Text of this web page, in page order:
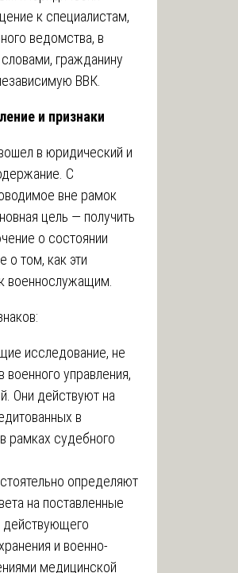
к специалистам,
ведомства, в
гражданину
ВВК.
и признаки
в юридический и
С
вне рамок
цель — получить
о состоянии
о том, как эти
военнослужащим.
исследование, не
военного управления,
Они действуют на
в
рамках судебного
определяют
на поставленные
действующего
и военно-
медицинской